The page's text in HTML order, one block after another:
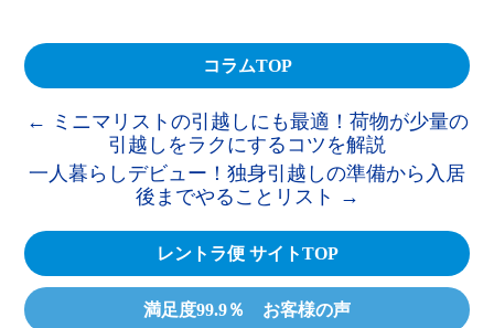
コラムTOP
← ミニマリストの引越しにも最適！荷物が少量の
引越しをラクにするコツを解説
一人暮らしデビュー！独身引越しの準備から入居
後までやることリスト →
レントラ便 サイトTOP
満足度99.9％ お客様の声